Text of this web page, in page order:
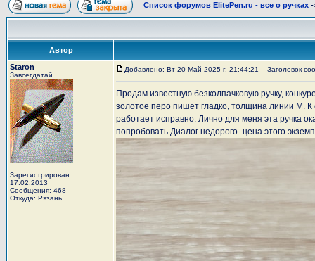
Список форумов ElitePen.ru - все о ручках
Автор
Staron
Завсегдатай
Зарегистрирован:
17.02.2013
Сообщения: 468
Откуда: Рязань
Добавлено: Вт 20 Май 2025 г. 21:44:21 Заголовок
Продам известную безколпачковую ручку,
золотое перо пишет гладко, толщина линии М. К
работает исправно. Лично для меня эта ручка
попробовать Диалог недорого- цена этого